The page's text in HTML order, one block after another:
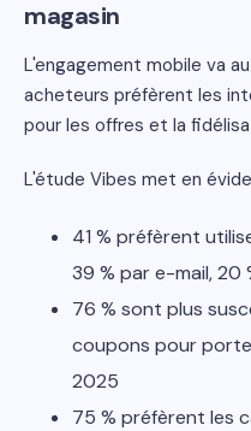
magasin
L'engagement mobile va
acheteurs préfèrent les
pour les offres et la
L'étude Vibes met en
41 % préfèrent
39 % par e-mail, 20
76 % sont plus
coupons pour
2025
75 % préfèrent les